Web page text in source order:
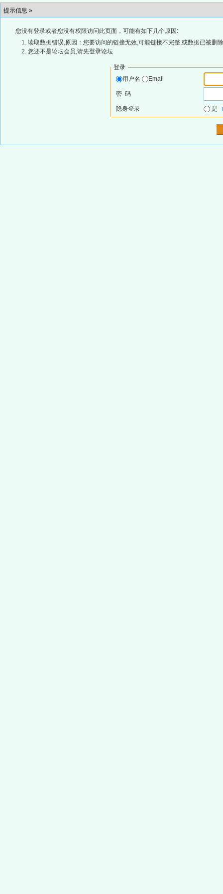
提示信息 »
您没有登录或者您没有权限访问此页面，可能有如下几个原因:
读取数据错误,原因：您要访问的链接无效,可能链接不完整,或数据已被删
您还不是论坛会员,请先登录论坛
登录
用户名
Email
密 码
隐身登录 是